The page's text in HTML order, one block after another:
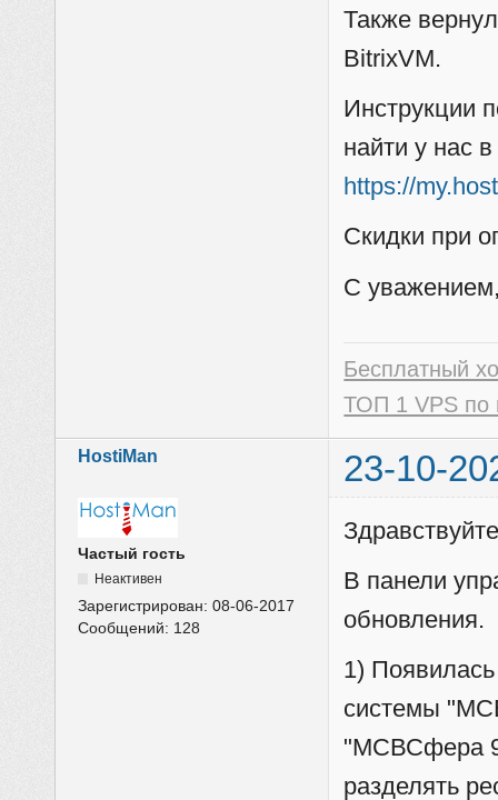
Также
BitrixVM.
Инструкции
найти у нас
https://
Скидки при
С
Бесплатный
ТОП 1 VPS по
HostiMan 23-10-
Частый гость
Неактивен
Зарегистрирован:08-06-2017
Сообщений: 128
В панели
обновления.
1)
системы
"МСВСфера
разделять